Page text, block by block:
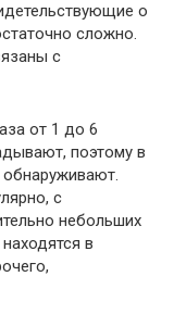
о
сложно.
с
от 1 до 6
поэтому в
обнаруживают.
с
небольших
в